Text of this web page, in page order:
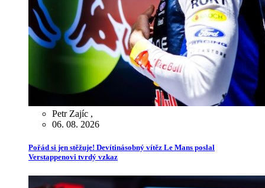
Petr Zajíc ,
06. 08. 2026
Pořád si jen stěžuje! Devítinásobný vítěz Le Mans poslal
Verstappenovi tvrdý vzkaz